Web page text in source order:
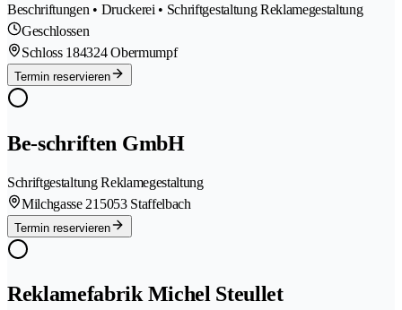
Beschriftungen • Druckerei • Schriftgestaltung Reklamegestaltung
Geschlossen
Schloss 184324 Obermumpf
Termin reservieren
Be-schriften GmbH
Schriftgestaltung Reklamegestaltung
Milchgasse 21 5053 Staffelbach
Termin reservieren
Reklamefabrik Michel Steullet